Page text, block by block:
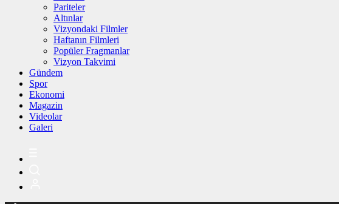
Pariteler
Altınlar
Vizyondaki Filmler
Haftanın Filmleri
Popüler Fragmanlar
Vizyon Takvimi
Gündem
Spor
Ekonomi
Magazin
Videolar
Galeri